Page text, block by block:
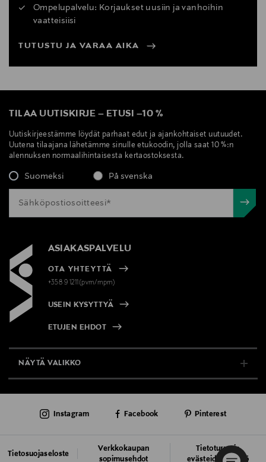
Ompelupalvelu: Korjaukset uusiin ja vanhoihin
vaatteisiisi
TUTUSTU JA VARAA AIKA
TILAA UUTISKIRJE – ETUSI –10 %
Uutiskirjeestämme löydät parhaat edut ja ajankohtaiset uutuudet.
Uutena tilaajana lähetämme sinulle etukoodin, jolla saat 10 %:n
alennuksen normaalihintaisesta kertaostoksesta.
Suomeksi På svenska
ASIAKASPALVELU
OTA YHTEYTTÄ
+358 9 1211(pvm/mpm)
USEIN KYSYTTYÄ
ETUJEN EHDOT
NÄYTÄ VALIKKO
AJANKOHTAISTA
Tietosuojaseloste
Verkkokaupan
sopimusehdot
Tietoturva ja
evästeiden käyttö
Instagram Facebook Pinterest